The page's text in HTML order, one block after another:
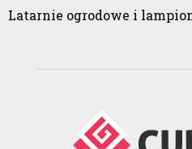
Latarnie ogrodowe i